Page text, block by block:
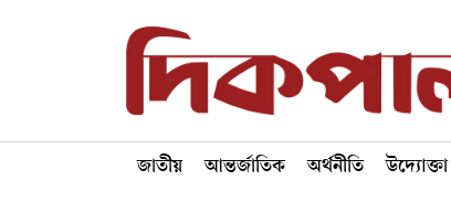
জাতীয় আন্তর্জাতিক অর্থনীতি উদ্যোক্তা